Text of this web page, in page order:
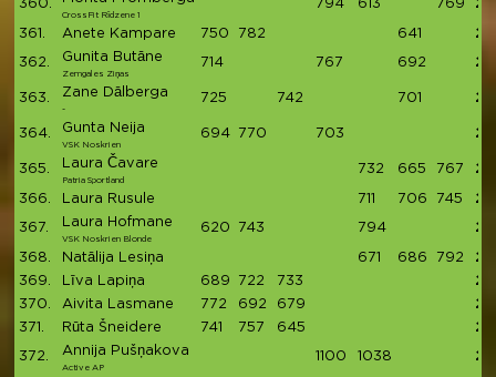
360.
CrossFit Rīdzene 1
794 613 769
361. Anete Kampare 750 782 641
362. Gunita Butāne
Zemgales Ziņas
714 767 692
363. Zane Dālberga
-
725 742 701
364. Gunta Neija
VSK Noskrien
694 770 703
365. Laura Čavare
Patria Sportland
732 665 767
366. Laura Rusule 711 706 745
367. Laura Hofmane
VSK Noskrien Blonde
620 743 794
368. Natālija Lesiņa 671 686 792
369.
Līva Lapiņa 689 722 733
370.
Aivita Lasmane 772 692 679
371.
Rūta Šneidere 741 757 645
372. Annija Pušņakova
Active AP
1100 1038